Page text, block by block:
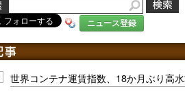
ニュース登録
世界コンテナ運賃指数、18か月ぶり高